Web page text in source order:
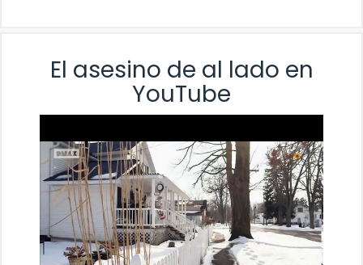
El asesino de al lado en
YouTube